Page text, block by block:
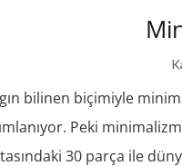
bilinen biçimiyle
Peki
30 parça ile